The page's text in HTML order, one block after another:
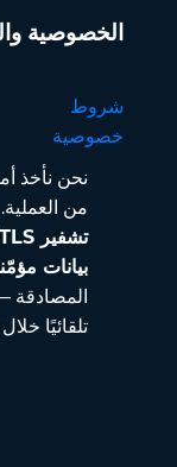
الخصوصية
شروط
خصوصية
نحن نأخذ
من
تشفير SSL/TLS
بيانات
المصادقة
تلقائيًا خلال